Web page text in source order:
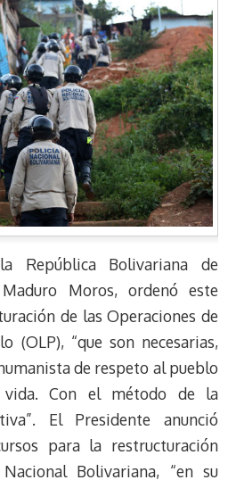
República Bolivariana de
Maduro Moros, ordenó este
de las Operaciones de
(OLP), “que son necesarias,
de respeto al pueblo
Con el método de la
El Presidente anunció
para la restructuración
Bolivariana, “en su